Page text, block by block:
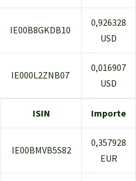
IE00B8GKDB10
0,926328
USD
IE000L2ZNB07
0,016907
USD
ISIN Importe
IE00BMVB5S82
0,357928
EUR